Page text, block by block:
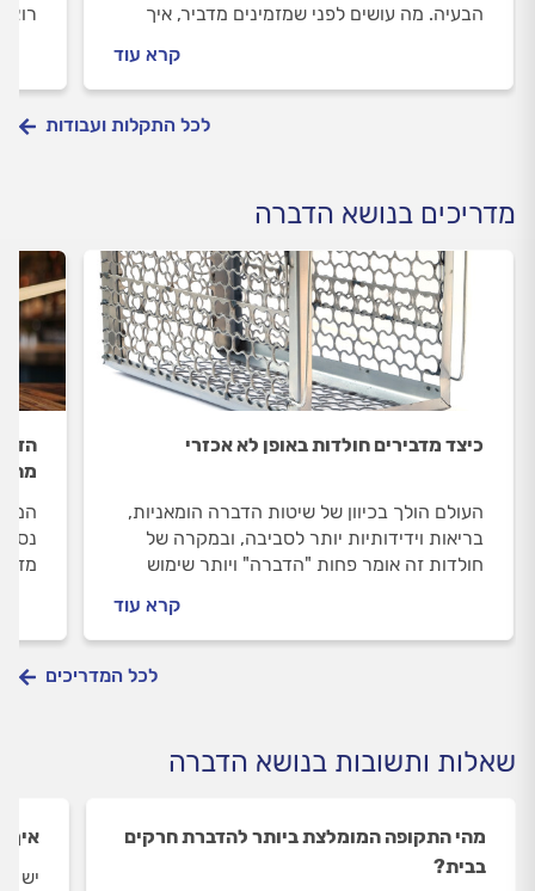
הבעיה. מה עושים לפני שמזמינים מדביר, איך
קרא עוד
לכל התקלות ועבודות
מדריכים בנושא הדברה
כיצד מדבירים חולדות באופן לא אכזרי
העולם הולך בכיוון של שיטות הדברה הומאניות,
בריאות וידידותיות יותר לסביבה, ובמקרה של
חולדות זה אומר פחות "הדברה" ויותר שימוש
קרא עוד
לכל המדריכים
שאלות ותשובות בנושא הדברה
מהי התקופה המומלצת ביותר להדברת חרקים
בבית?
איך
יש